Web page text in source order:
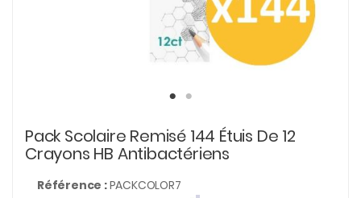
Pack Scolaire Remisé 144 Étuis De 12
Crayons HB Antibactériens
Référence :PACKCOLOR7